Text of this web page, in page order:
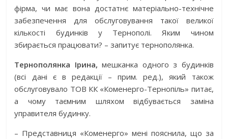
фірма, чи має вона достатнє матеріально-технічне
забезпечення для обслуговування такої великої
кількості будинків у Тернополі. Яким чином
збирається працювати? – запитує тернополянка.
Тернополянка Ірина, мешканка одного з будинків
(всі дані є в редакції – прим. ред.), який також
обслуговувало ТОВ КК «Коменерго-Тернопіль» питає,
а чому таємним шляхом відбувається заміна
управителя будинку.
– Представниця «Коменерго» мені пояснила, що за